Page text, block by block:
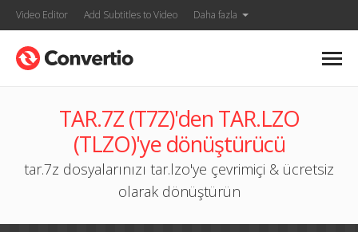
Video Editor Add Subtitles to Video Daha fazla
TAR.7Z (T7Z)'den TAR.LZO
(TLZO)'ye dönüştürücü
tar.7z dosyalarınızı tar.lzo'ye çevrimiçi & ücretsiz
olarak dönüştürün